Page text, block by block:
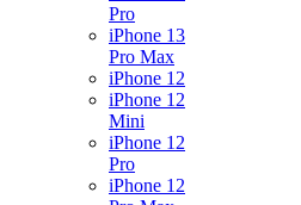
Pro
iPhone 13
Pro Max
iPhone 12
iPhone 12
Mini
iPhone 12
Pro
iPhone 12